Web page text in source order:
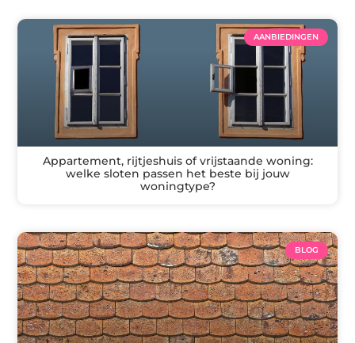
AANBIEDINGEN
Appartement, rijtjeshuis of vrijstaande woning:
welke sloten passen het beste bij jouw
woningtype?
BLOG